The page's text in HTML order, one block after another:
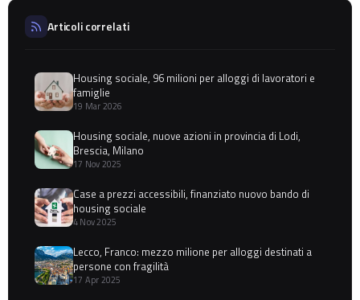
Articoli correlati
Housing sociale, 96 milioni per alloggi di lavoratori e
famiglie
19 Mar 2026
Housing sociale, nuove azioni in provincia di Lodi,
Brescia, Milano
17 Nov 2025
Case a prezzi accessibili, finanziato nuovo bando di
housing sociale
4 Nov 2025
Lecco, Franco: mezzo milione per alloggi destinati a
persone con fragilità
17 Apr 2025